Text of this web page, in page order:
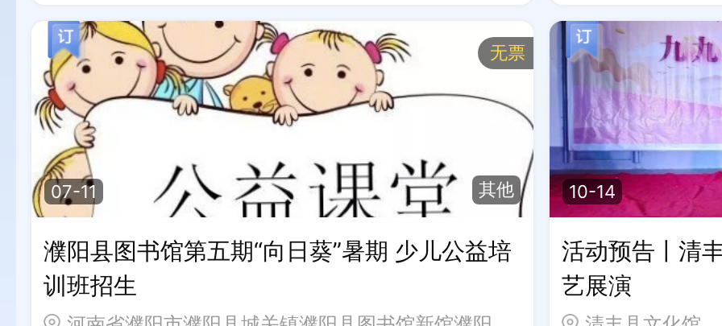
无票
07-11 其他
濮阳县图书馆第五期“向日葵”暑期 少儿公益培
训班招生
10-14
活动预告丨清
艺展演